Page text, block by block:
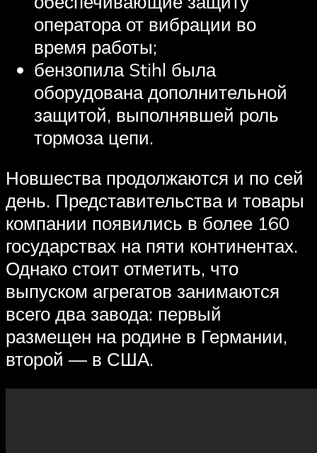
оператора от вибрации во
время работы;
бензопила Stihl была
оборудована дополнительной
защитой, выполнявшей роль
тормоза цепи.
Новшества продолжаются и по сей
день. Представительства и товары
компании появились в более 160
государствах на пяти континентах.
Однако стоит отметить, что
выпуском агрегатов занимаются
всего два завода: первый
размещен на родине в Германии,
второй — в США.